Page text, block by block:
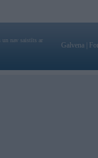
un nav saistīts ar
Galvena